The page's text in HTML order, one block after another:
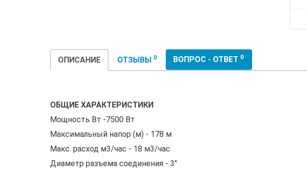
ОПИСАНИЕ ОТЗЫВЫ 0 ВОПРОС - ОТВЕТ 0
ОБЩИЕ ХАРАКТЕРИСТИКИ
Мощность Вт -7500 Вт
Максимальный напор (м) - 178 м
Макс. расход м3/час - 18 м3/час
Диаметр разъема соединения - 3"